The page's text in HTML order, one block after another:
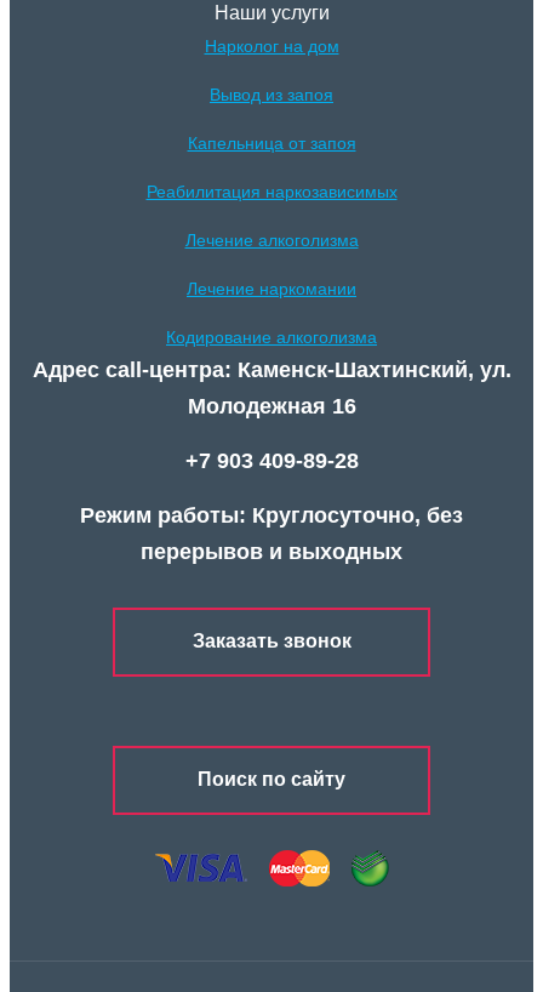
Наши услуги
Нарколог на дом
Вывод из запоя
Капельница от запоя
Реабилитация наркозависимых
Лечение алкоголизма
Лечение наркомании
Кодирование алкоголизма
Адрес call-центра: Каменск-Шахтинский, ул.
Молодежная 16
+7 903 409-89-28
Режим работы: Круглосуточно, без
перерывов и выходных
Заказать звонок
Поиск по сайту